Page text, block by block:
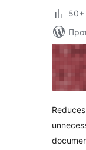
50+